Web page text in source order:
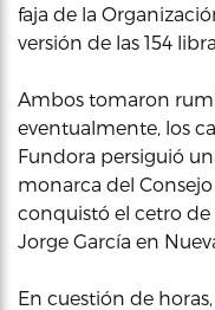
faja de la
versión de las 154
Ambos tomaron
eventualmente, los
Fundora persiguió
monarca del
conquistó el cetro
Jorge García en
En cuestión de